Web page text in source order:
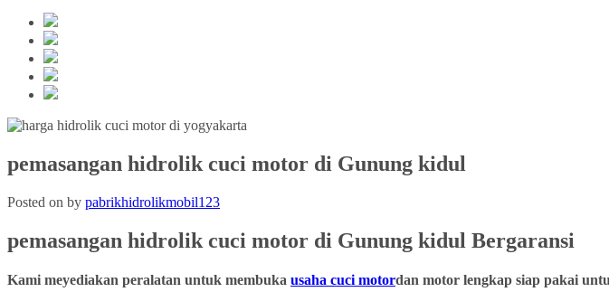
pemasangan hidrolik cuci motor di Gunung kidul
Posted on by pabrikhidrolikmobil123
pemasangan hidrolik cuci motor di Gunung kidul Bergaransi
Kami meyediakan peralatan untuk membuka usaha cuci motordan motor lengkap siap pakai